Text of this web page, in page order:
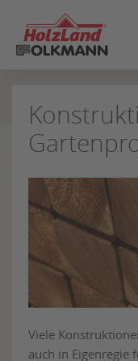
Seiteninhalt
springen
Viele
auch in Eigenregie